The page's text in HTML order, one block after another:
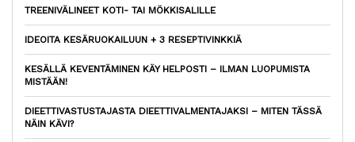
TREENIVÄLINEET KOTI- TAI MÖKKISALILLE
IDEOITA KESÄRUOKAILUUN + 3 RESEPTIVINKKIÄ
KESÄLLÄ KEVENTÄMINEN KÄY HELPOSTI – ILMAN LUOPUMISTA
MISTÄÄN!
DIEETTIVASTUSTAJASTA DIEETTIVALMENTAJAKSI – MITEN TÄSSÄ
NÄIN KÄVI?